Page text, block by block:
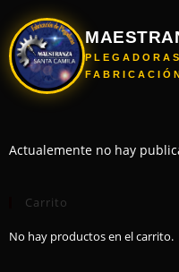
Actualemente no hay
Carrito
No hay productos en el carrito.